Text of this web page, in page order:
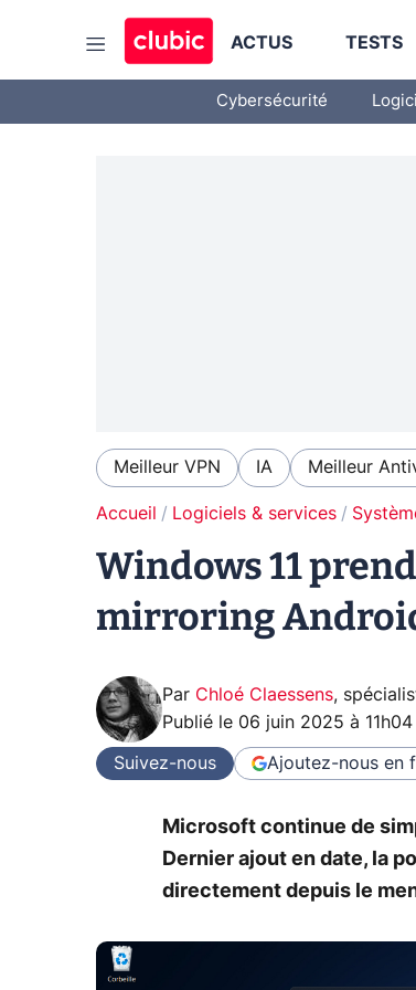
ACTUS TESTS
Cybersécurité
Meilleur VPN IA Meilleur
Accueil Logiciels & services
Windows 11
mirroring
Par Chloé Claessens,
Publié le 06 juin 2025 à 11h04
Suivez-nous Ajoutez-nous en
Microsoft continue de
Dernier ajout en date, la
directement depuis le